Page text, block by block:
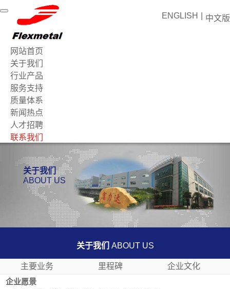
中文版
ENGLISH
网站首页
关于我们
行业产品
服务支持
质量体系
新闻热点
人才招聘
联系我们
关于我们
ABOUT US
关于我们 ABOUT US
主要业务 里程碑
企业文化
企业愿景